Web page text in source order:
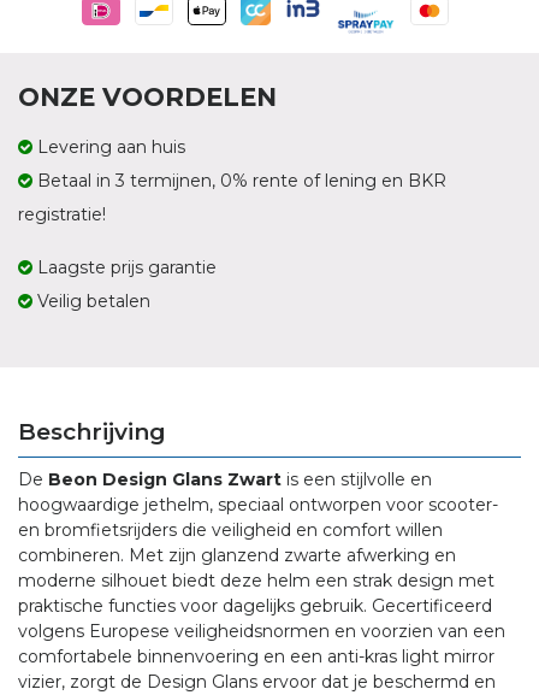
ONZE VOORDELEN
Levering aan huis
Betaal in 3 termijnen, 0% rente of lening en BKR
registratie!
Laagste prijs garantie
Veilig betalen
Beschrijving
De Beon Design Glans Zwart is een stijlvolle en
hoogwaardige jethelm, speciaal ontworpen voor scooter-
en bromfietsrijders die veiligheid en comfort willen
combineren. Met zijn glanzend zwarte afwerking en
moderne silhouet biedt deze helm een strak design met
praktische functies voor dagelijks gebruik. Gecertificeerd
volgens Europese veiligheidsnormen en voorzien van een
comfortabele binnenvoering en een anti-kras light mirror
vizier, zorgt de Design Glans ervoor dat je beschermd en